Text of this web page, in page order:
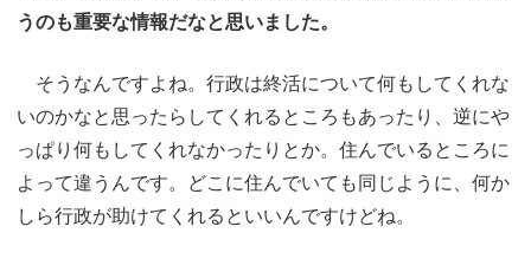
うのも重要な情報だなと思いました。
そうなんですよね。行政は終活について何もしてくれな
いのかなと思ったらしてくれるところもあったり、逆にや
っぱり何もしてくれなかったりとか。住んでいるところに
よって違うんです。どこに住んでいても同じように、何か
しら行政が助けてくれるといいんですけどね。